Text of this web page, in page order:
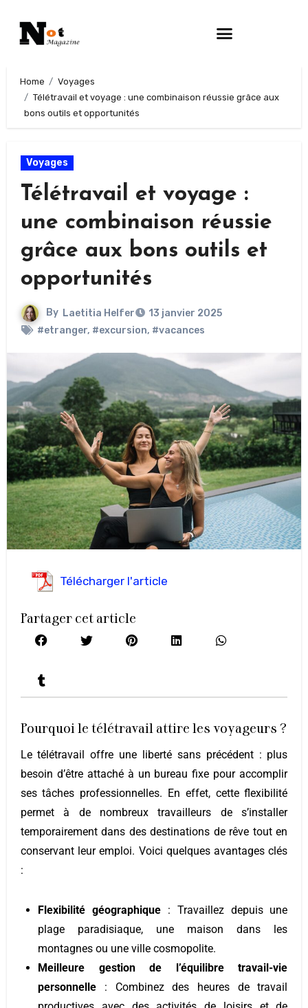
Home
Voyages
Télétravail et voyage : une combinaison réussie grâce aux
bons outils et opportunités
Voyages
Télétravail et voyage :
une combinaison réussie
grâce aux bons outils et
opportunités
By Laetitia Helfer
13 janvier 2025
#etranger, #excursion, #vacances
Télécharger l'article
Partager cet article
Pourquoi le télétravail attire les voyageurs ?
Le télétravail offre une liberté sans précédent : plus
besoin d’être attaché à un bureau fixe pour accomplir
ses tâches professionnelles. En effet, cette flexibilité
permet à de nombreux travailleurs de s’installer
temporairement dans des destinations de rêve tout en
conservant leur emploi. Voici quelques avantages clés
:
Flexibilité géographique : Travaillez depuis une
plage paradisiaque, une maison dans les
montagnes ou une ville cosmopolite.
Meilleure gestion de l’équilibre travail-vie
personnelle : Combinez des heures de travail